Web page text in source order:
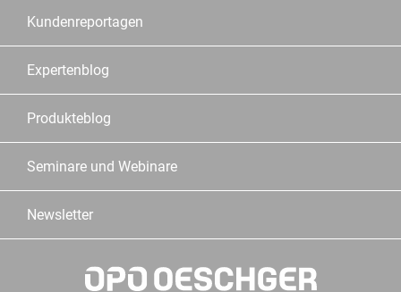
Kundenreportagen
Expertenblog
Produkteblog
Seminare und Webinare
Newsletter